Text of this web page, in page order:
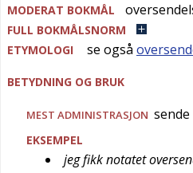
MODERAT BOKMÅL
FULL BOKMÅLSNORM
ETYMOLOGI
se også
BETYDNING OG BRUK
MEST ADMINISTRASJON
EKSEMPEL
jeg fikk notatet